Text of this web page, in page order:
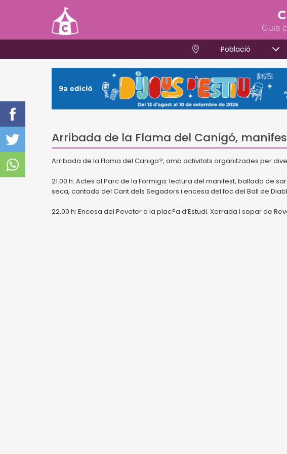
Guia
Població
Arribada de la Flama del Canigó,
Arribada de la Flama del Canigo?, amb activitats organitzades per
21.00 h: Actes al Parc de la Formiga: lectura del manifest, ballada de
seca, cantada del Cant dels Segadors i encesa del foc del Ball de
22.00 h: Encesa del Peveter a la plac?a d’Estudi. Xerrada i sopar de